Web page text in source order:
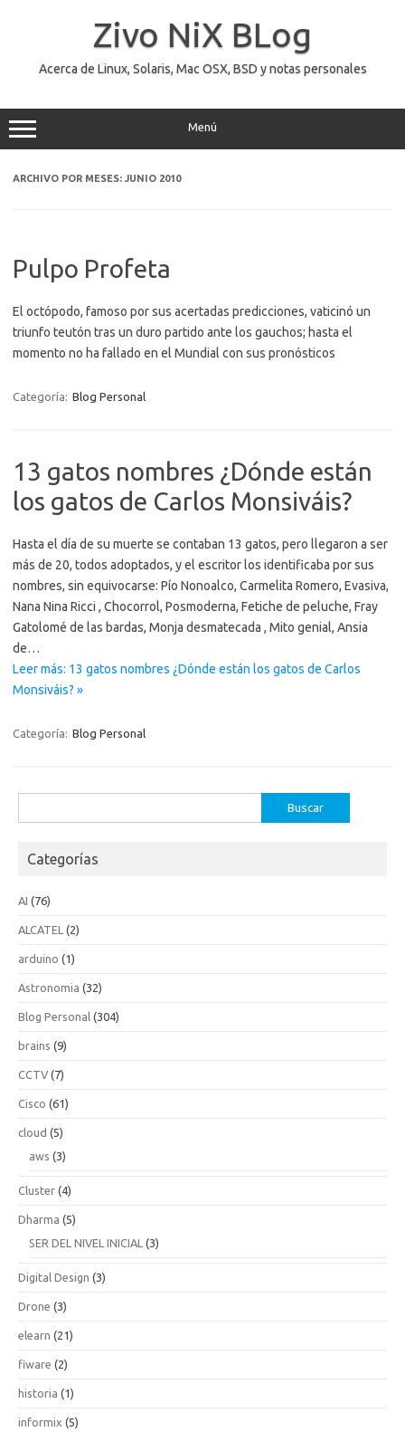
Zivo NiX BLog
Acerca de Linux, Solaris, Mac OSX, BSD y notas personales
Menú
ARCHIVO POR MESES: JUNIO 2010
Pulpo Profeta
El octópodo, famoso por sus acertadas predicciones, vaticinó un
triunfo teutón tras un duro partido ante los gauchos; hasta el
momento no ha fallado en el Mundial con sus pronósticos
Categoría: Blog Personal
13 gatos nombres ¿Dónde están
los gatos de Carlos Monsiváis?
Hasta el día de su muerte se contaban 13 gatos, pero llegaron a ser
más de 20, todos adoptados, y el escritor los identificaba por sus
nombres, sin equivocarse: Pío Nonoalco, Carmelita Romero, Evasiva,
Nana Nina Ricci , Chocorrol, Posmoderna, Fetiche de peluche, Fray
Gatolomé de las bardas, Monja desmatecada , Mito genial, Ansia
de…
Leer más: 13 gatos nombres ¿Dónde están los gatos de Carlos
Monsiváis? »
Categoría: Blog Personal
Categorías
AI (76)
ALCATEL (2)
arduino (1)
Astronomia (32)
Blog Personal (304)
brains (9)
CCTV (7)
Cisco (61)
cloud (5)
aws (3)
Cluster (4)
Dharma (5)
SER DEL NIVEL INICIAL (3)
Digital Design (3)
Drone (3)
elearn (21)
fiware (2)
historia (1)
informix (5)